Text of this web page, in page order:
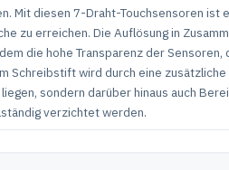
Mit diesen 7-Draht-Touchsensoren ist
zu erreichen. Die Auflösung in
die hohe Transparenz der
Schreibstift wird durch eine
sondern darüber hinaus auch
verzichtet werden.